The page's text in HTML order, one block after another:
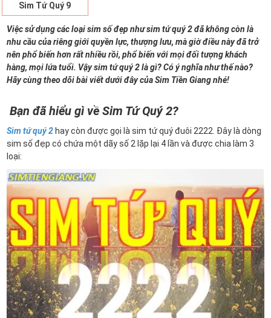
Sim Tứ Quý 9
Việc sử dụng các loại sim số đẹp như sim tứ quý 2 đã không còn là
nhu cầu của riêng giới quyền lực, thượng lưu, mà giờ điều này đã trở
nên phổ biến hơn rất nhiều rồi, phổ biến với mọi đối tượng khách
hàng, mọi lứa tuổi. Vậy sim tứ quý 2 là gì? Có ý nghĩa như thế nào?
Hãy cùng theo dõi bài viết dưới đây của Sim Tiền Giang nhé!
Bạn đã hiểu gì về Sim Tứ Quý 2?
Sim tứ quý 2 hay còn được gọi là sim tứ quý đuôi 2222. Đây là dòng
sim số đẹp có chứa một dãy số 2 lặp lại 4 lần và được chia làm 3
loại: